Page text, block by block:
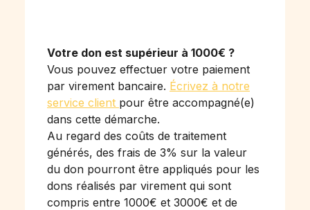
Votre don est supérieur à 1000€ ?
Vous pouvez effectuer votre paiement
par virement bancaire. Écrivez à notre
service client pour être accompagné(e)
dans cette démarche.
Au regard des coûts de traitement
générés, des frais de 3% sur la valeur
du don pourront être appliqués pour les
dons réalisés par virement qui sont
compris entre 1000€ et 3000€ et de